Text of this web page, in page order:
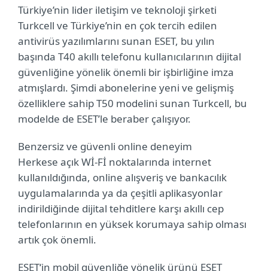
Türkiye’nin lider iletişim ve teknoloji şirketi
Turkcell ve Türkiye’nin en çok tercih edilen
antivirüs yazılımlarını sunan ESET, bu yılın
başında T40 akıllı telefonu kullanıcılarının dijital
güvenliğine yönelik önemli bir işbirliğine imza
atmışlardı. Şimdi abonelerine yeni ve gelişmiş
özelliklere sahipT50 modelini sunan Turkcell, bu
modelde de ESET’le beraber çalışıyor.
Benzersizve güvenli online deneyim
Herkese açık Wİ-Fİ noktalarında internet
kullanıldığında, online alışveriş ve bankacılık
uygulamalarında ya da çeşitli aplikasyonlar
indirildiğinde dijital tehditlere karşı akıllı cep
telefonlarının en yüksek korumaya sahip olması
artık çok önemli.
ESET‘in mobil güvenliğe yönelik ürünü ESET